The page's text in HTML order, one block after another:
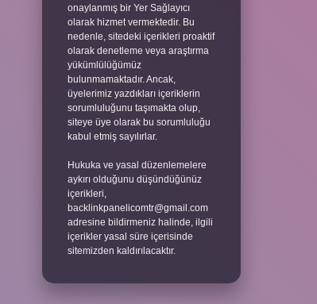
onaylanmış bir Yer Sağlayıcı
olarak hizmet vermektedir. Bu
nedenle, sitedeki içerikleri proaktif
olarak denetleme veya araştırma
yükümlülüğümüz
bulunmamaktadır. Ancak,
üyelerimiz yazdıkları içeriklerin
sorumluluğunu taşımakta olup,
siteye üye olarak bu sorumluluğu
kabul etmiş sayılırlar.
Hukuka ve yasal düzenlemelere
aykırı olduğunu düşündüğünüz
içerikleri,
backlinkpanelicomtr@gmail.com
adresine bildirmeniz halinde, ilgili
içerikler yasal süre içerisinde
sitemizden kaldırılacaktır.